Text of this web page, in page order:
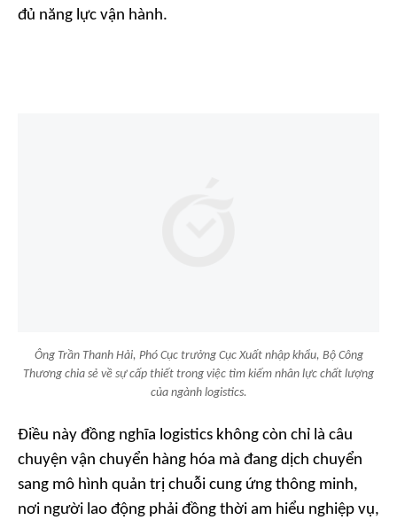
đủ năng lực vận hành.
Ông Trần Thanh Hải, Phó Cục trưởng Cục Xuất nhập khẩu, Bộ Công
Thương chia sẻ về sự cấp thiết trong việc tìm kiếm nhân lực chất lượng
của ngành logistics.
Điều này đồng nghĩa logistics không còn chỉ là câu
chuyện vận chuyển hàng hóa mà đang dịch chuyển
sang mô hình quản trị chuỗi cung ứng thông minh,
nơi người lao động phải đồng thời am hiểu nghiệp vụ,